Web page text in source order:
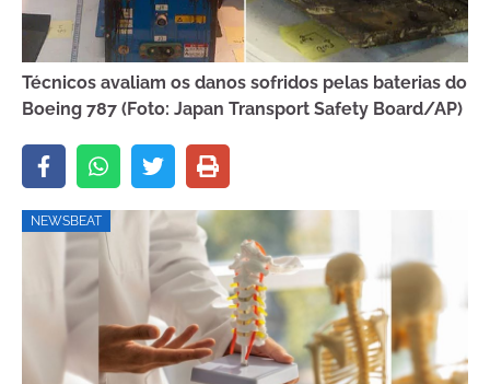
Técnicos avaliam os danos sofridos pelas baterias do
Boeing 787 (Foto: Japan Transport Safety Board/AP)
NEWSBEAT